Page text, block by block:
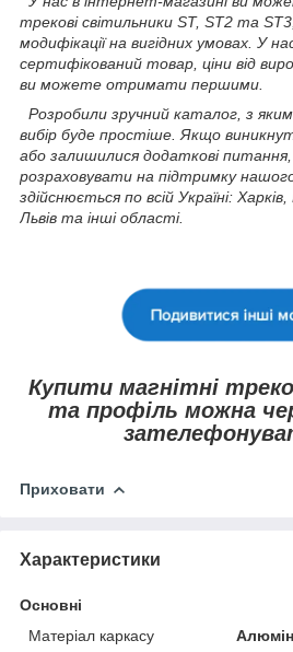
трекові світильники ST, ST2 та
модифікації на вигідних умовах. У
сертифікований товар, ціни від
ви можете отримати першими.
Розробили зручний каталог, з
вибір буде простіше. Якщо
або залишилися додаткові
розраховувати на підтримку
здійснюється по всій Україні:
Львів та інші області.
Купити магнітні
та профіль можна
Приховати
Характеристики
Основні
Матеріал каркасу